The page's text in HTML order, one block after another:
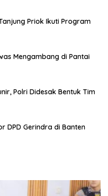
Priok Ikuti Program
Mengambang di Pantai
Polri Didesak Bentuk Tim
DPD Gerindra di Banten